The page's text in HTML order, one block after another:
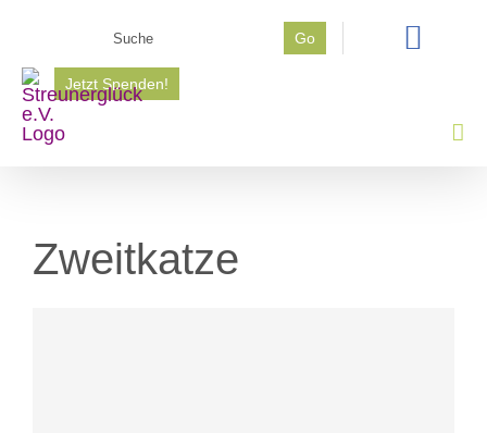
springen
Go
Jetzt Spenden!
Zweitkatze